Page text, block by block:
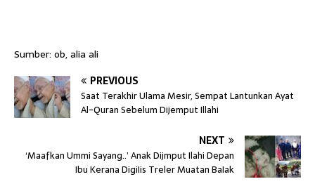
Sumber: ob, alia ali
PREVIOUS
Saat Terakhir Ulama Mesir, Sempat Lantunkan Ayat
Al-Quran Sebelum Dijemput Illahi
NEXT
‘Maafkan Ummi Sayang..’ Anak Dijmput Ilahi Depan
Ibu Kerana DigiIis Treler Muatan BaIak